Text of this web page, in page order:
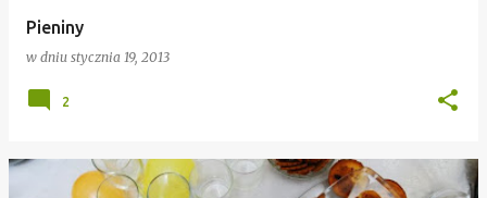
Pieniny
w dniu stycznia 19, 2013
2